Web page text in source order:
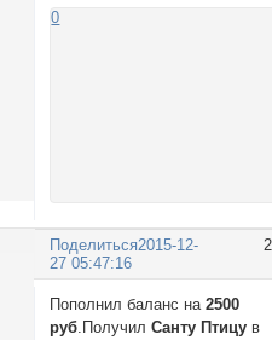
0
Поделиться2015-12-
27 05:47:16
Пополнил баланс на2500
руб.ПолучилСанту Птицу в